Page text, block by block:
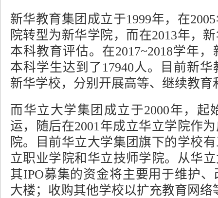
新华教育集团成立于1999年，在
院转型为新华学院，而在2013年，
本科教育评估。在2017~2018学年
本科学生达到了17940人。目前新
新华学校，分别开展高等、继续教育
而华立大学集团成立于2000年，
运，随后在2001年成立华立学院作
院。目前华立大学集团旗下的学校
立职业学院和华立技师学院。从华
其IPO募集的资金将主要用于维护
大楼；收购其他学校以扩充教育网络